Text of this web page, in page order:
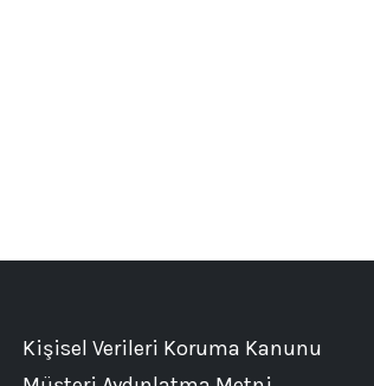
Kişisel Verileri Koruma Kanunu